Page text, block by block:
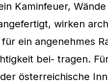
Kaminfeuer,
wirken
ein angenehmes
bei- tragen.
österreichische